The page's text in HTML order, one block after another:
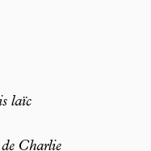
laïc
Charlie